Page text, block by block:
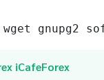
gnupg2
iCafeForex